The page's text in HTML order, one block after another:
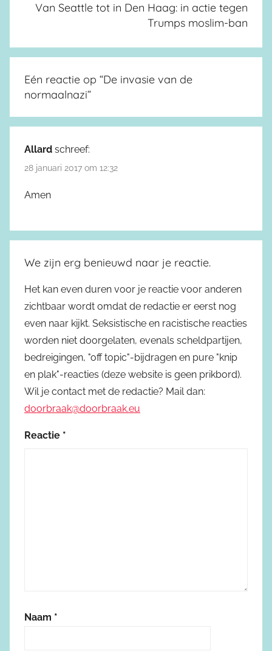
Van Seattle tot in Den Haag: in actie tegen
Trumps moslim-ban
Eén reactie op “De invasie van de
normaalnazi”
Allard schreef:
28 januari 2017 om 12:32
Amen
We zijn erg benieuwd naar je reactie.
Het kan even duren voor je reactie voor anderen
zichtbaar wordt omdat de redactie er eerst nog
even naar kijkt. Seksistische en racistische reacties
worden niet doorgelaten, evenals scheldpartijen,
bedreigingen, "off topic"-bijdragen en pure "knip
en plak"-reacties (deze website is geen prikbord).
Wil je contact met de redactie? Mail dan:
doorbraak@doorbraak.eu
Reactie *
Naam *